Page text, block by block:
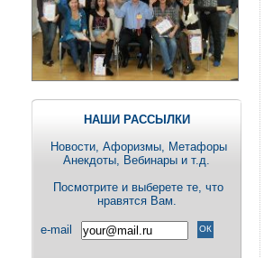
НАШИ РАССЫЛКИ
Новости, Aфоризмы, Метафоры
Анекдоты, Вебинары и т.д.
Посмотрите и выберете те, что
нравятся Вам.
e-mail